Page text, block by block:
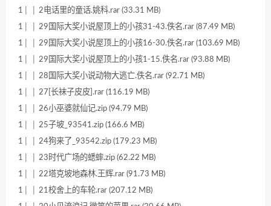
1│ │ 2电话里的童话.姚科.rar (33.31 MB)
1│ │ 29国际大奖小说屋顶上的小孩31-43.佚名.rar (87.49 MB)
1│ │ 29国际大奖小说屋顶上的小孩16-30.佚名.rar (103.69 MB)
1│ │ 29国际大奖小说屋顶上的小孩1-15.佚名.rar (93.88 MB)
1│ │ 28国际大奖小说动物大逃亡.佚名.rar (92.71 MB)
1│ │ 27[长袜子皮皮].rar (116.19 MB)
1│ │ 26小巫婆就仙记.zip (94.79 MB)
1│ │ 25子坡_93541.zip (166.6 MB)
1│ │ 24狗来了_93542.zip (179.23 MB)
1│ │ 23时代广场的蟋蟀.zip (62.22 MB)
1│ │ 22塔克坡地森林.王辉.rar (91.73 MB)
1│ │ 21校舍上的车轮.rar (207.12 MB)